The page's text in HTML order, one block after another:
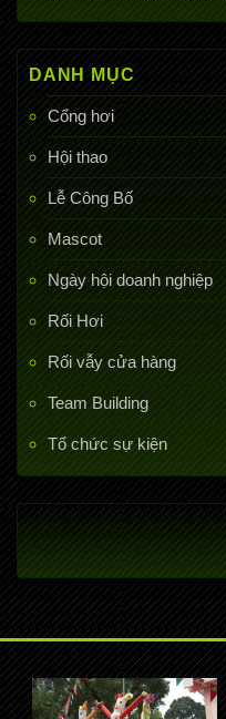
DANH MỤC
Cổng hơi
Hội thao
Lễ Công Bố
Mascot
Ngày hội doanh nghiệp
Rối Hơi
Rối vẫy cửa hàng
Team Building
Tổ chức sự kiện